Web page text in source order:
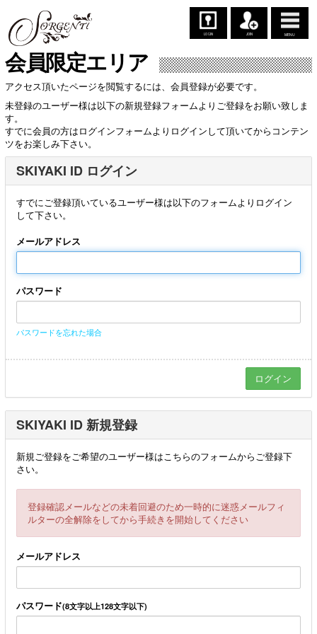
LOGIN JOIN MENU
会員限定エリア
アクセス頂いたページを閲覧するには、会員登録が必要です。
未登録のユーザー様は以下の新規登録フォームよりご登録をお願い致しま
す。
すでに会員の方はログインフォームよりログインして頂いてからコンテン
ツをお楽しみ下さい。
SKIYAKI ID ログイン
すでにご登録頂いているユーザー様は以下のフォームよりログイン
して下さい。
メールアドレス
パスワード
パスワードを忘れた場合
SKIYAKI ID 新規登録
新規ご登録をご希望のユーザー様はこちらのフォームからご登録下
さい。
登録確認メールなどの未着回避のため一時的に迷惑メールフィ
ルターの全解除をしてから手続きを開始してください
メールアドレス
パスワード(8文字以上128文字以下)